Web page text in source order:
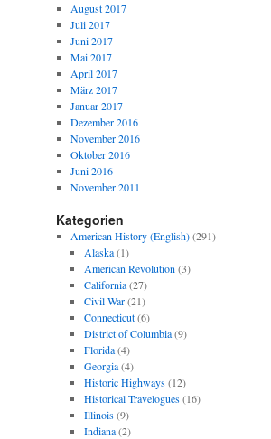
August 2017
Juli 2017
Juni 2017
Mai 2017
April 2017
März 2017
Januar 2017
Dezember 2016
November 2016
Oktober 2016
Juni 2016
November 2011
Kategorien
American History (English)(291)
Alaska(1)
American Revolution (3)
California(27)
Civil War(21)
Connecticut(6)
District of Columbia(9)
Florida(4)
Georgia(4)
Historic Highways(12)
Historical Travelogues(16)
Illinois(9)
Indiana(2)